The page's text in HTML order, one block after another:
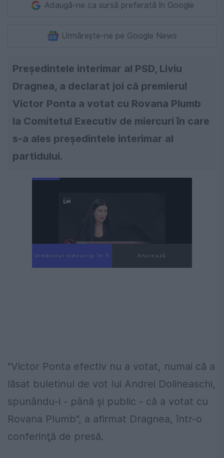
Adaugă-ne ca sursă preferată în Google
Urmărește-ne pe Google News
Preşedintele interimar al PSD, Liviu
Dragnea, a declarat joi că premierul
Victor Ponta a votat cu Rovana Plumb
la Comitetul Executiv de miercuri în care
s-a ales preşedintele interimar al
partidului.
Următorul videoclip în 4 Anulează
"Victor Ponta efectiv nu a votat, numai că a
lăsat buletinul de vot lui Andrei Dolineaschi,
spunându-i - până şi public - că a votat cu
Rovana Plumb", a afirmat Dragnea, într-o
conferinţă de presă.